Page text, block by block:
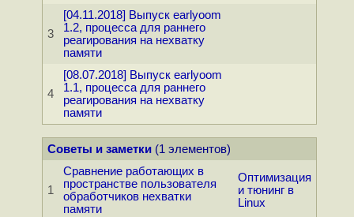
3
[04.11.2018] Выпуск earlyoom
1.2, процесса для раннего
реагирования на нехватку
памяти
4
[08.07.2018] Выпуск earlyoom
1.1, процесса для раннего
реагирования на нехватку
памяти
Советы и заметки(1 элементов)
1
Сравнение работающих в
пространстве пользователя
обработчиков нехватки
памяти
Оптимизация
и тюнинг в
Linux